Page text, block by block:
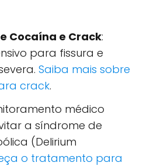
Cocaína e Crack:
para fissura e
Saiba mais sobre
crack.
médico
a síndrome de
(Delirium
o tratamento para